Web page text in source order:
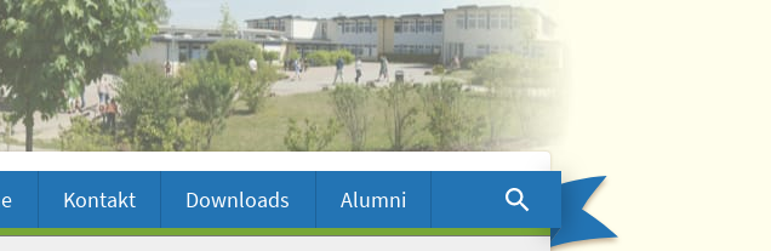
Kontakt Downloads
Alumni